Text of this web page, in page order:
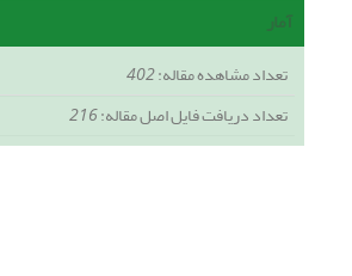
آمار
تعداد مشاهده مقاله:402
تعداد دریافت فایل اصل مقاله:216